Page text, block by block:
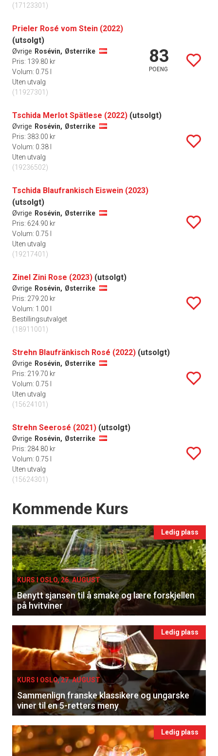
(17123301)
Prieler Rosé vom Stein (2022)
(utsolgt)
Øvrige Rosévin, Østerrike
Pris: 139.80 kr
Volum: 0.75 l
Uten utvalg
(11927301)
83
POENG
Tschida Merlot Spätlese (2022) (utsolgt)
Øvrige Rosévin, Østerrike
Pris: 383.00 kr
Volum: 0.38 l
Uten utvalg
(19236502)
Tschida Blaufrankisch Eiswein (2023)
(utsolgt)
Øvrige Rosévin, Østerrike
Pris: 624.90 kr
Volum: 0.75 l
Uten utvalg
(19217401)
Zinel Zini Rose (2023) (utsolgt)
Øvrige Rosévin, Østerrike
Pris: 279.20 kr
Volum: 1.00 l
Bestillingsutvalget
(18911001)
Strehn Blaufränkisch Rosé (2022) (utsolgt)
Øvrige Rosévin, Østerrike
Pris: 219.70 kr
Volum: 0.75 l
Uten utvalg
(15624101)
Strehn Seerosé (2021) (utsolgt)
Øvrige Rosévin, Østerrike
Pris: 284.80 kr
Volum: 0.75 l
Uten utvalg
(15624301)
Events
Kommende Kurs
Ledig plass
KURS I OSLO, 26. AUGUST
Benytt sjansen til å smake og lære forskjellen
på hvitviner
Ledig plass
KURS I OSLO, 27. AUGUST
Sammenlign franske klassikere og ungarske
viner til en 5-retters meny
Ledig plass